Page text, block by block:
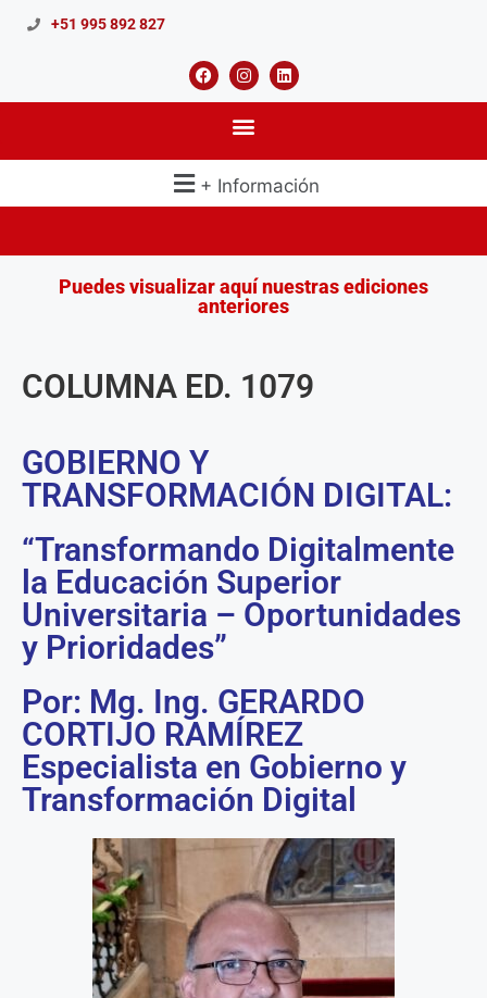
+51 995 892 827
+ Información
Puedes visualizar aquí nuestras ediciones
anteriores
COLUMNA ED. 1079
GOBIERNO Y
TRANSFORMACIÓN DIGITAL:
“Transformando Digitalmente
la Educación Superior
Universitaria – Oportunidades
y Prioridades”
Por: Mg. Ing. GERARDO
CORTIJO RAMÍREZ
Especialista en Gobierno y
Transformación Digital